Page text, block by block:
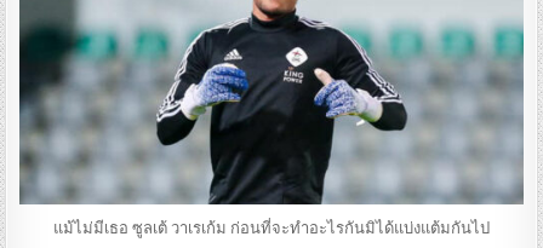
แม้ไม่มีเธอ ซูลเต้ วาเรเก้ม ก่อนที่จะทำอะไรกันมิได้แบ่งแต้มกันไป